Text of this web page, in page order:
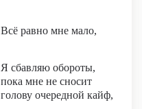
Всё равно мне мало,
Я сбавляю обороты,
пока мне не сносит
голову очередной кайф,